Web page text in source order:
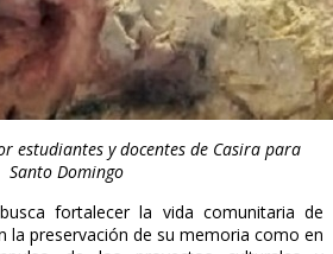
estudiantes y docentes de Casira para
Santo Domingo
fortalecer la vida comunitaria de
la preservación de su memoria como en